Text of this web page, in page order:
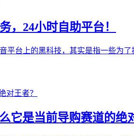
，24小时自助平台！
平台上的黑科技，其实是指一些为
它是当前导购赛道的绝